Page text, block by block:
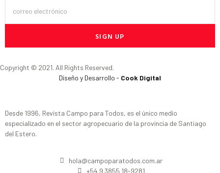
SIGN UP
Copyright © 2021. All Rights Reserved.
Diseño y Desarrollo - Cook Digital
Desde 1996, Revista Campo para Todos, es el único medio
especializado en el sector agropecuario de la provincia de Santiago
del Estero.
hola@campoparatodos.com.ar
+54 9 3855 18-9281